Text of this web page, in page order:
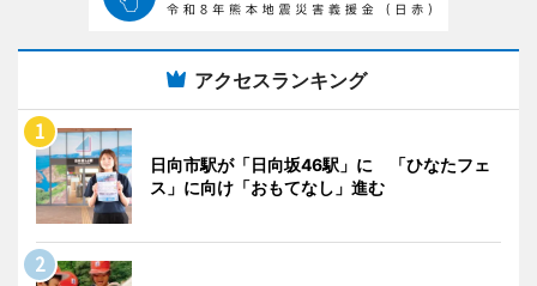
アクセスランキング
日向市駅が「日向坂46駅」に 「ひなたフェ
ス」に向け「おもてなし」進む